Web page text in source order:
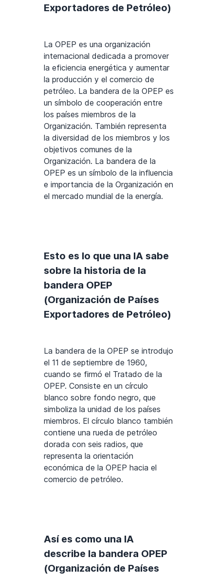
Exportadores de Petróleo)
La OPEP es una organización
internacional dedicada a promover
la eficiencia energética y aumentar
la producción y el comercio de
petróleo. La bandera de la OPEP es
un símbolo de cooperación entre
los países miembros de la
Organización. También representa
la diversidad de los miembros y los
objetivos comunes de la
Organización. La bandera de la
OPEP es un símbolo de la influencia
e importancia de la Organización en
el mercado mundial de la energía.
Esto es lo que una IA sabe
sobre la historia de la
bandera OPEP
(Organización de Países
Exportadores de Petróleo)
La bandera de la OPEP se introdujo
el 11 de septiembre de 1960,
cuando se firmó el Tratado de la
OPEP. Consiste en un círculo
blanco sobre fondo negro, que
simboliza la unidad de los países
miembros. El círculo blanco también
contiene una rueda de petróleo
dorada con seis radios, que
representa la orientación
económica de la OPEP hacia el
comercio de petróleo.
Así es como una IA
describe la bandera OPEP
(Organización de Países